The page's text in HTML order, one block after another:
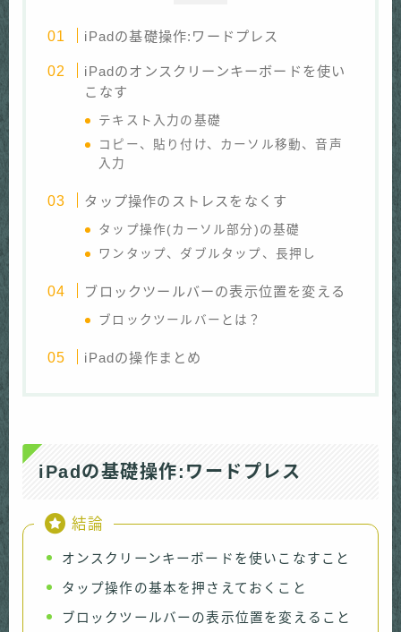
iPadの基礎操作:ワードプレス
iPadのオンスクリーンキーボードを使い
こなす
テキスト入力の基礎
コピー、貼り付け、カーソル移動、音声
入力
タップ操作のストレスをなくす
タップ操作(カーソル部分)の基礎
ワンタップ、ダブルタップ、長押し
ブロックツールバーの表示位置を変える
ブロックツールバーとは？
iPadの操作まとめ
iPadの基礎操作:ワードプレス
結論
オンスクリーンキーボードを使いこなすこと
タップ操作の基本を押さえておくこと
ブロックツールバーの表示位置を変えること